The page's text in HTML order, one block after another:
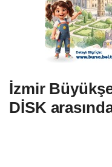
İzmir
DİSK